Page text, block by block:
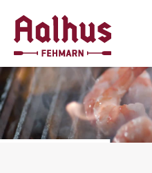
content